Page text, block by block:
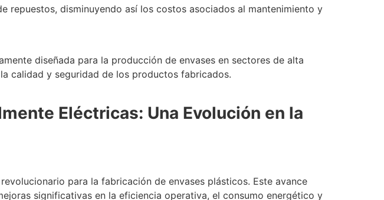
repuestos, disminuyendo así los costos asociados al mantenimiento y
diseñada para la producción de envases en sectores de alta
calidad y seguridad de los productos fabricados.
Eléctricas: Una Evolución en la
para la fabricación de envases plásticos. Este avance
significativas en la eficiencia operativa, el consumo energético y